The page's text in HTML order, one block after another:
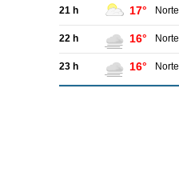
21 h 17° Norte
22 h 16° Norte
23 h 16° Norte